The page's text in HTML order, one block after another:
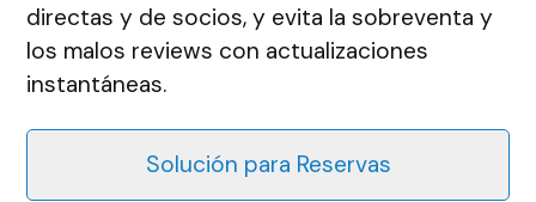
directas y de socios, y evita la sobreventa y
los malos reviews con actualizaciones
instantáneas.
Solución para Reservas